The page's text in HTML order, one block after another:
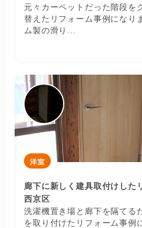
元々カーペットだった階段を
替えたリフォーム事例になり
ム製の滑り...
洋室
廊下に新しく建具取付けした
西京区
洗濯機置き場と廊下を隔てる
を取り付けたリフォーム事例